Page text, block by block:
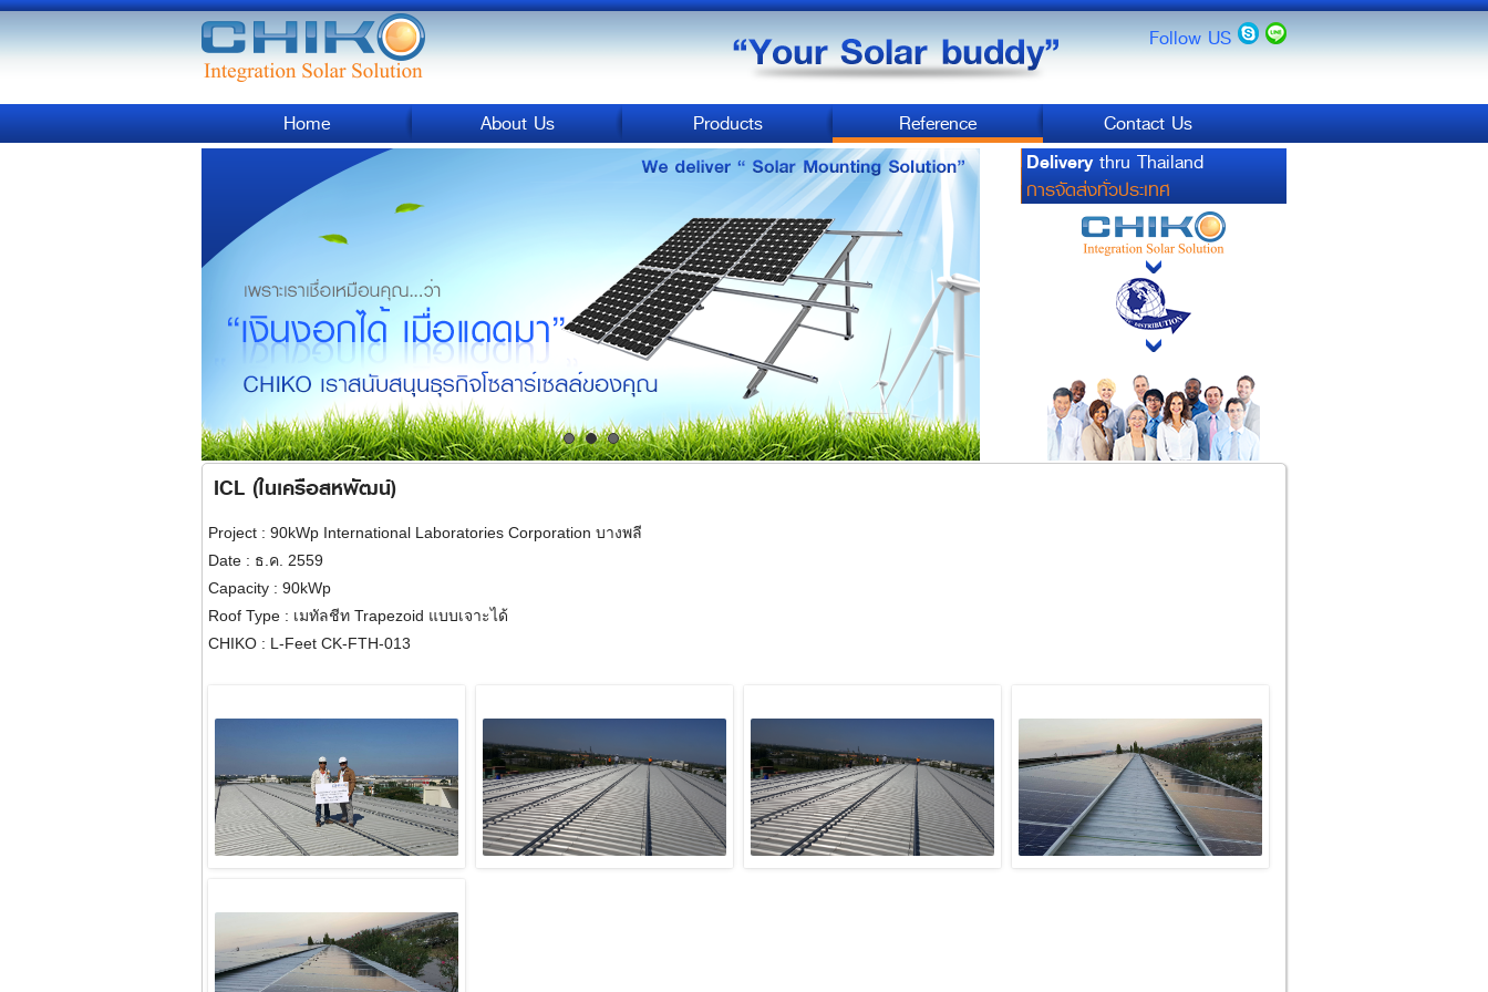
Follow US
Home About Us Products Reference
Contact Us
Deliverythru Thailand
การจัดส่งทั่วประเทศ
ICL (ในเครือสหพัฒน์)
Project : 90kWp International Laboratories Corporation บางพลี
Date : ธ.ค. 2559
Capacity : 90kWp
Roof Type : เมทัลชีท Trapezoid แบบเจาะได้
CHIKO : L-Feet CK-FTH-013